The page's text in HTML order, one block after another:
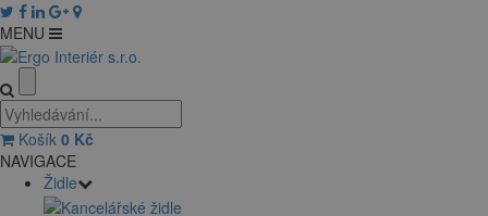
MENU
Košík 0 Kč
NAVIGACE
Židle